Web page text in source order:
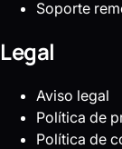
Soporte
Legal
Aviso legal
Política de
Política de